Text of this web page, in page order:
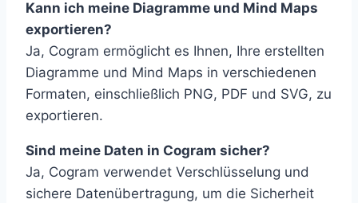
Kann ich meine Diagramme und Mind Maps
exportieren?
Ja, Cogram ermöglicht es Ihnen, Ihre erstellten
Diagramme und Mind Maps in verschiedenen
Formaten, einschließlich PNG, PDF und SVG, zu
exportieren.
Sind meine Daten in Cogram sicher?
Ja, Cogram verwendet Verschlüsselung und
sichere Datenübertragung, um die Sicherheit